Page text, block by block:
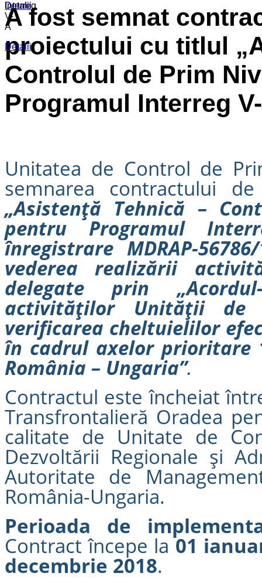
Detalii
Detalii
Interreg
V-
A
Detalii
A fost semnat
proiectului cu titlul
Controlul de Prim
Programul Interreg
Unitatea de Control de
semnarea contractului
„Asistență Tehnică –
pentru Programul
înregistrare MDRAP-
vederea realizării
delegate prin
activităților Unității
verificarea cheltuielilor
în cadrul axelor prioritare
România – Ungaria”.
Contractul este încheiat
Transfrontalieră Oradea
calitate de Unitate de
Dezvoltării Regionale și
Autoritate de
România-Ungaria.
Perioada de
Contract începe la01
decembrie 2018.